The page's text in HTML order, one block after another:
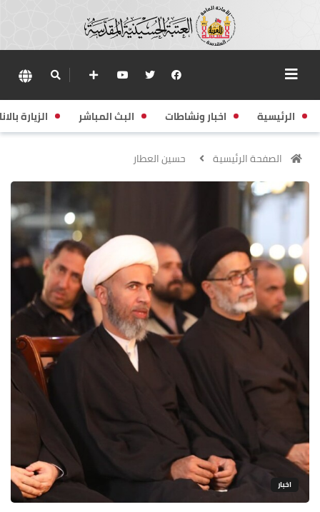
الرئيسية اخبار ونشاطات البث المباشر الزيارة
الصفحة الرئيسية حسين العطار
اخبار